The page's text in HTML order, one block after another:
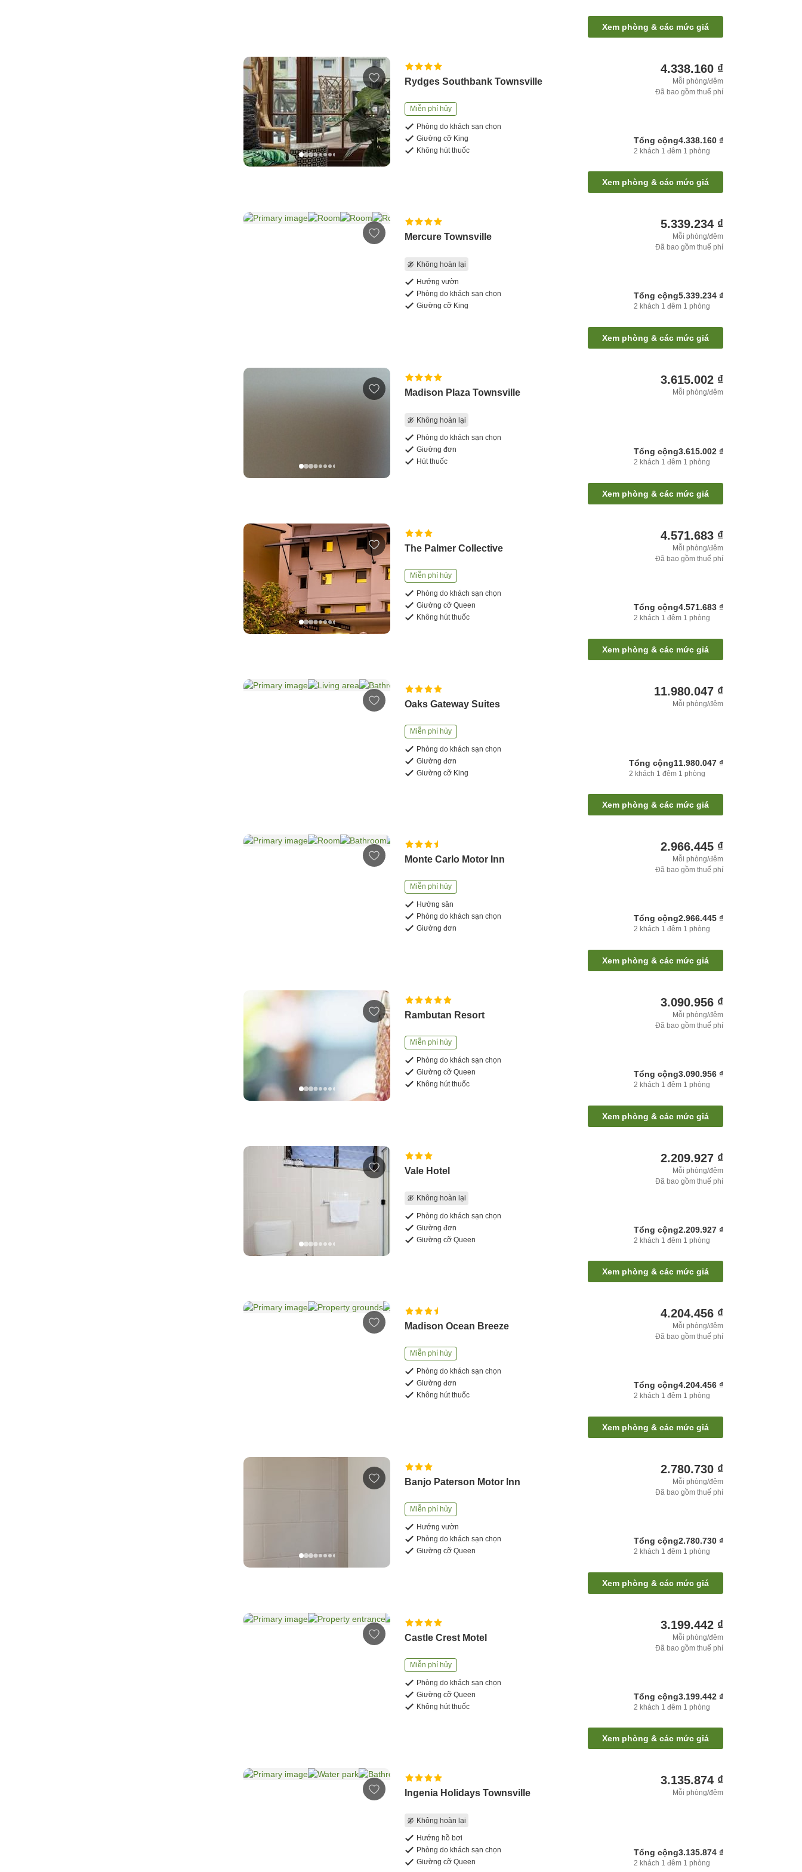
Xem phòng & các mức giá
Rydges Southbank Townsville
Miễn phí hủy
Phòng do khách sạn chọn
Giường cỡ King
Không hút thuốc
4.338.160 ₫
Mỗi phòng/đêm
Đã bao gồm thuế phí
Tổng cộng4.338.160 ₫
2 khách 1 đêm 1 phòng
Xem phòng & các mức giá
Mercure Townsville
Không hoàn lại
Hướng vườn
Phòng do khách sạn chọn
Giường cỡ King
5.339.234 ₫
Mỗi phòng/đêm
Đã bao gồm thuế phí
Tổng cộng5.339.234 ₫
2 khách 1 đêm 1 phòng
Xem phòng & các mức giá
Madison Plaza Townsville
Không hoàn lại
Phòng do khách sạn chọn
Giường đơn
Hút thuốc
3.615.002 ₫
Mỗi phòng/đêm
Tổng cộng3.615.002 ₫
2 khách 1 đêm 1 phòng
Xem phòng & các mức giá
The Palmer Collective
Miễn phí hủy
Phòng do khách sạn chọn
Giường cỡ Queen
Không hút thuốc
4.571.683 ₫
Mỗi phòng/đêm
Đã bao gồm thuế phí
Tổng cộng4.571.683 ₫
2 khách 1 đêm 1 phòng
Xem phòng & các mức giá
Oaks Gateway Suites
Miễn phí hủy
Phòng do khách sạn chọn
Giường đơn
Giường cỡ King
11.980.047 ₫
Mỗi phòng/đêm
Tổng cộng11.980.047 ₫
2 khách 1 đêm 1 phòng
Xem phòng & các mức giá
Monte Carlo Motor Inn
Miễn phí hủy
Hướng sân
Phòng do khách sạn chọn
Giường đơn
2.966.445 ₫
Mỗi phòng/đêm
Đã bao gồm thuế phí
Tổng cộng2.966.445 ₫
2 khách 1 đêm 1 phòng
Xem phòng & các mức giá
Rambutan Resort
Miễn phí hủy
Phòng do khách sạn chọn
Giường cỡ Queen
Không hút thuốc
3.090.956 ₫
Mỗi phòng/đêm
Đã bao gồm thuế phí
Tổng cộng3.090.956 ₫
2 khách 1 đêm 1 phòng
Xem phòng & các mức giá
Vale Hotel
Không hoàn lại
Phòng do khách sạn chọn
Giường đơn
Giường cỡ Queen
2.209.927 ₫
Mỗi phòng/đêm
Đã bao gồm thuế phí
Tổng cộng2.209.927 ₫
2 khách 1 đêm 1 phòng
Xem phòng & các mức giá
Madison Ocean Breeze
Miễn phí hủy
Phòng do khách sạn chọn
Giường đơn
Không hút thuốc
4.204.456 ₫
Mỗi phòng/đêm
Đã bao gồm thuế phí
Tổng cộng4.204.456 ₫
2 khách 1 đêm 1 phòng
Xem phòng & các mức giá
Banjo Paterson Motor Inn
Miễn phí hủy
Hướng vườn
Phòng do khách sạn chọn
Giường cỡ Queen
2.780.730 ₫
Mỗi phòng/đêm
Đã bao gồm thuế phí
Tổng cộng2.780.730 ₫
2 khách 1 đêm 1 phòng
Xem phòng & các mức giá
Castle Crest Motel
Miễn phí hủy
Phòng do khách sạn chọn
Giường cỡ Queen
Không hút thuốc
3.199.442 ₫
Mỗi phòng/đêm
Đã bao gồm thuế phí
Tổng cộng3.199.442 ₫
2 khách 1 đêm 1 phòng
Xem phòng & các mức giá
Ingenia Holidays Townsville
Không hoàn lại
Hướng hồ bơi
Phòng do khách sạn chọn
Giường cỡ Queen
3.135.874 ₫
Mỗi phòng/đêm
Tổng cộng3.135.874 ₫
2 khách 1 đêm 1 phòng